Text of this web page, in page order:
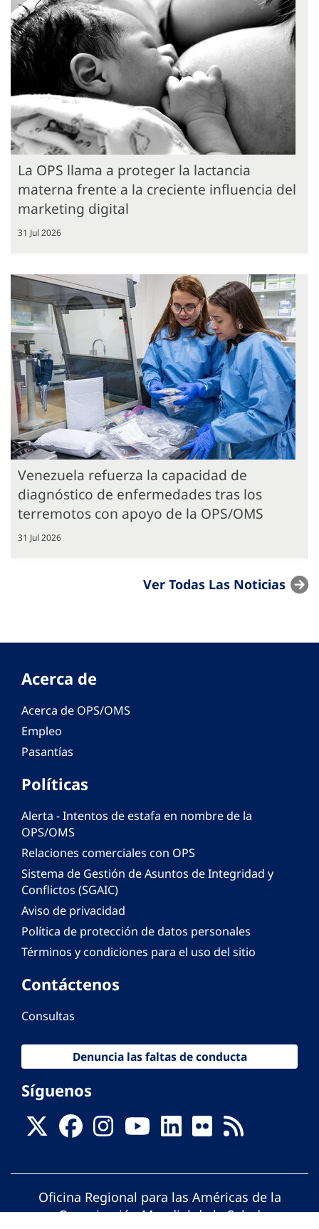
La OPS llama a proteger la lactancia
materna frente a la creciente influencia del
marketing digital
31 Jul 2026
Venezuela refuerza la capacidad de
diagnóstico de enfermedades tras los
terremotos con apoyo de la OPS/OMS
31 Jul 2026
Ver Todas Las Noticias
Acerca de
Acerca de OPS/OMS
Empleo
Pasantías
Políticas
Alerta - Intentos de estafa en nombre de la
OPS/OMS
Relaciones comerciales con OPS
Sistema de Gestión de Asuntos de Integridad y
Conflictos (SGAIC)
Aviso de privacidad
Política de protección de datos personales
Términos y condiciones para el uso del sitio
Contáctenos
Consultas
Denuncia las faltas de conducta
Síguenos
Oficina Regional para las Américas de la
Organización Mundial de la Salud